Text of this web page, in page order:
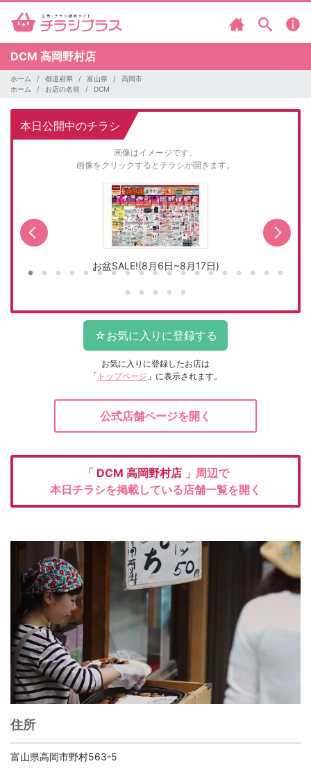
DCM 高岡野村店
ホーム 都道府県 富山県
高岡市
ホーム
お店の名前 DCM
本日公開中のチラシ
画像はイメージです。
画像をクリックするとチラシが開きます。
お盆SALE!(8月6日~8月17日)
お気に入りに登録したお店は
「 トップページ 」に表示されます。
公式店舗ページを開く
「 DCM 高岡野村店 」周辺で
本日チラシを掲載している店舗一覧を開く
住所
富山県高岡市野村563-5